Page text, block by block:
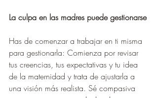
La culpa en las madres puede gestionarse
Has de comenzar a trabajar en ti misma
para gestionarla: Comienza por revisar
tus creencias, tus expectativas y tu idea
de la maternidad y trata de ajustarla a
una visión más realista. Sé compasiva